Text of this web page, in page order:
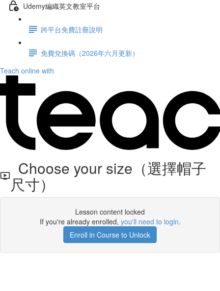
Udemy編織英文教室平台
跨平台免費註冊說明
免費兌換碼（2026年六月更新）
Teach online with
Choose your size（選擇帽子
尺寸）
Lesson content locked
If you're already enrolled, you'll need to login.
Enroll in Course to Unlock